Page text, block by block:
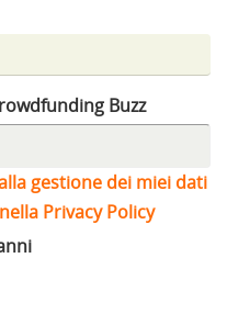
Buzz
gestione dei miei dati
Privacy Policy